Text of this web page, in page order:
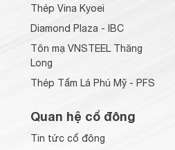
Thép Vina Kyoei
Diamond Plaza - IBC
Tôn mạ VNSTEEL Thăng
Long
Thép Tấm Lá Phú Mỹ - PFS
Quan hệ cổ đông
Tin tức cổ đông